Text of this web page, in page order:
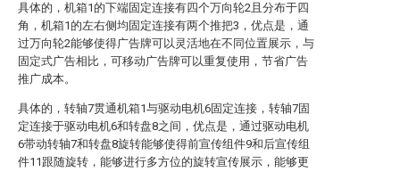
具体的，机箱1的下端固定连接有四个万向轮2且分布于四
角，机箱1的左右侧均固定连接有两个推把3，优点是，通
过万向轮2能够使得广告牌可以灵活地在不同位置展示，与
固定式广告相比，可移动广告牌可以重复使用，节省广告
推广成本。
具体的，转轴7贯通机箱1与驱动电机6固定连接，转轴7固
定连接于驱动电机6和转盘8之间，优点是，通过驱动电机
6带动转轴7和转盘8旋转能够使得前宣传组件9和后宣传组
件11跟随旋转，能够进行多方位的旋转宣传展示，能够更